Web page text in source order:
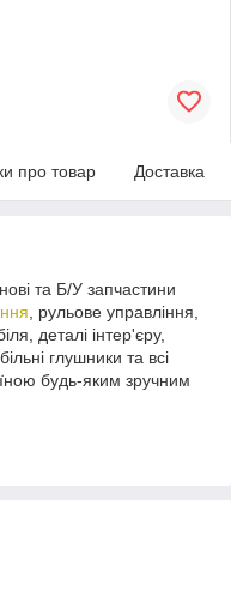
про товар Доставка
та Б/У запчастини
, рульове управління,
деталі інтер'єру,
глушники та всі
будь-яким зручним